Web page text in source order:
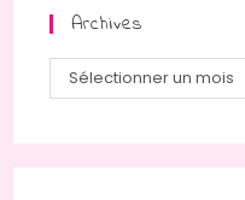
Archives
Archives
Sélectionner un mois